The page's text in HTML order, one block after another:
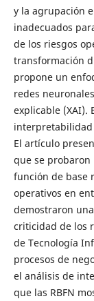
y la agrupación
inadecuados
de los riesgos
transformación
propone un
redes
explicable (XAI).
interpretabilidad
El artículo
que se probaron
función de base
operativos en
demostraron
criticidad de los
de Tecnología
procesos de
el análisis de
que las RBFN